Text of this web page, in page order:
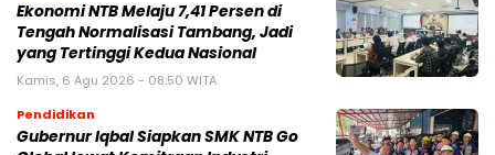
Ekonomi NTB Melaju 7,41 Persen di
Tengah Normalisasi Tambang, Jadi
yang Tertinggi Kedua Nasional
Kamis, 6 Agu 2026 - 08:50 WITA
Pendidikan
Gubernur Iqbal Siapkan SMK NTB Go